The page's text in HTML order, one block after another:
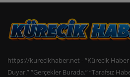
https://kurecikhaber.net - “Kürecik Haber
Duyar.” “Gerçekler Burada.” “Tarafsız